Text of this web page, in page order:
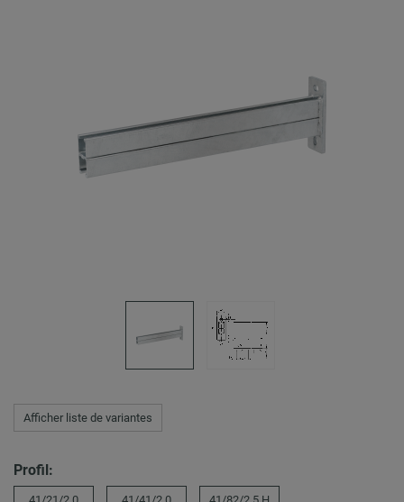
Afficher liste de variantes
Profil: